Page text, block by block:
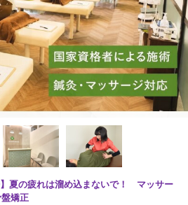
夏の疲れは溜め込まないで！ マッサー
矯正